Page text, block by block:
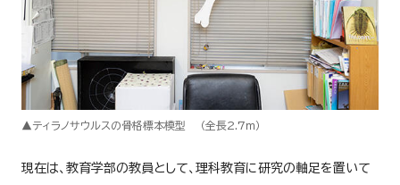
▲ティラノサウルスの骨格標本模型 （全長2.7ｍ）
現在は、教育学部の教員として、理科教育に研究の軸足を置いて